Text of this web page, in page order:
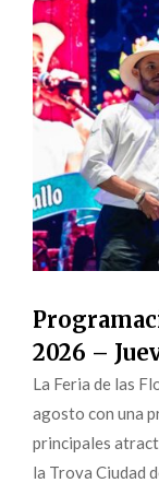
2026 –
La Feria de las
agosto con una
principales
la Trova Ciudad